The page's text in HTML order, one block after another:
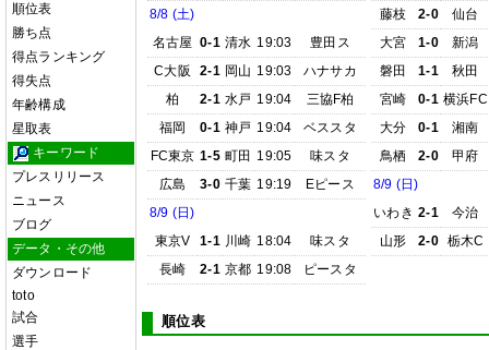
順位表
勝ち点
得点ランキング
得失点
年齢構成
星取表
キーワード
プレスリリース
ニュース
ブログ
データ・その他
ダウンロード
toto
試合
選手
8/8 (土)
名古屋 0-1 清水 19:03
豊田ス
C大阪
2-1 岡山 19:03
ハナサカ
柏
2-1 水戸 19:04
三協F柏
福岡
0-1 神戸 19:04
ベススタ
FC東京 1-5 町田 19:05
味スタ
広島
3-0 千葉 19:19
Eピース
8/9 (日)
東京V
1-1 川崎 18:04
味スタ
長崎
2-1 京都 19:08 ピースタ
藤枝
2-0
仙台
大宮
1-0
新潟
磐田
1-1
秋田
宮崎
0-1 横浜FC
大分
0-1
湘南
鳥栖
2-0
甲府
8/9 (日)
いわき 2-1
今治
山形
2-0 栃木C
順位表